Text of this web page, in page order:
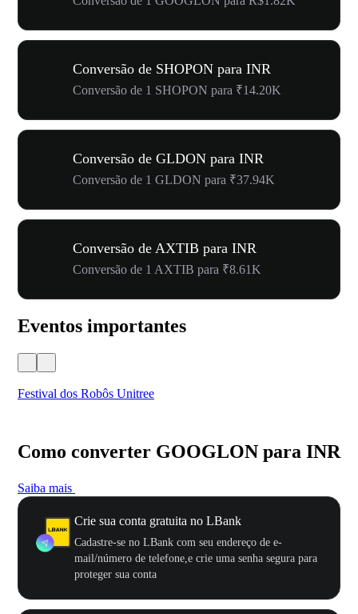
Conversão de SHOPON para INR
Conversão de 1 SHOPON para ₹14.20K
Conversão de GLDON para INR
Conversão de 1 GLDON para ₹37.94K
Conversão de AXTIB para INR
Conversão de 1 AXTIB para ₹8.61K
Eventos importantes
Festival dos Robôs Unitree
Como converter GOOGLON para INR
Saiba mais
Crie sua conta gratuita no LBank
Cadastre-se no LBank com seu endereço de e-
mail/número de telefone,e crie uma senha segura para
proteger sua conta